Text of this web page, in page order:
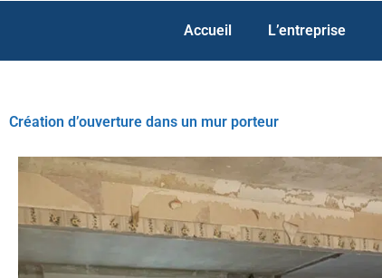
Accueil L’entreprise
Création d’ouverture dans un mur porteur